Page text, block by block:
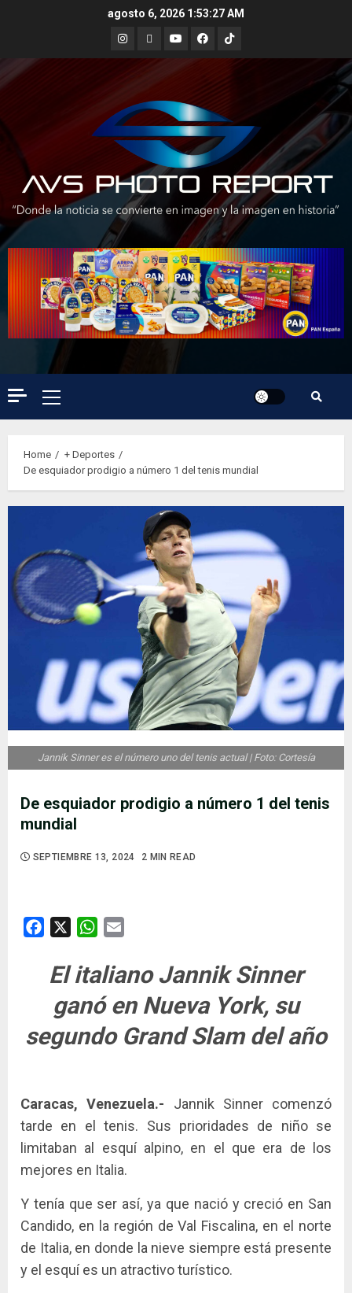
agosto 6, 2026 1:53:28 AM
Instagram
X YoutubeFacebook
TikTok
Primary
Menu
Home
+ Deportes
De esquiador prodigio a número 1 del tenis mundial
De esquiador prodigio a número 1 del tenis
mundial
SEPTIEMBRE 13, 2024 2 MIN READ
Jannik Sinner es el número uno del tenis actual | Foto: Cortesía
Facebook WhatsApp
El italiano Jannik Sinner
ganó en Nueva York, su
segundo Grand Slam del año
Caracas, Venezuela.- Jannik Sinner comenzó
tarde en el tenis. Sus prioridades de niño se
limitaban al esquí alpino, en el que era de los
mejores en Italia.
Y tenía que ser así, ya que nació y creció en San
Candido, en la región de Val Fiscalina, en el norte
de Italia, en donde la nieve siempre está presente
y el esquí es un atractivo turístico.